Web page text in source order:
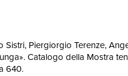
Piergiorgio Terenze,
Catalogo della Mostra
640.